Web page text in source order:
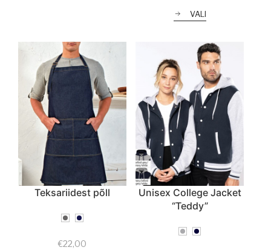
VALI
Teksariidest põll
€22,00
Unisex College Jacket
“Teddy”